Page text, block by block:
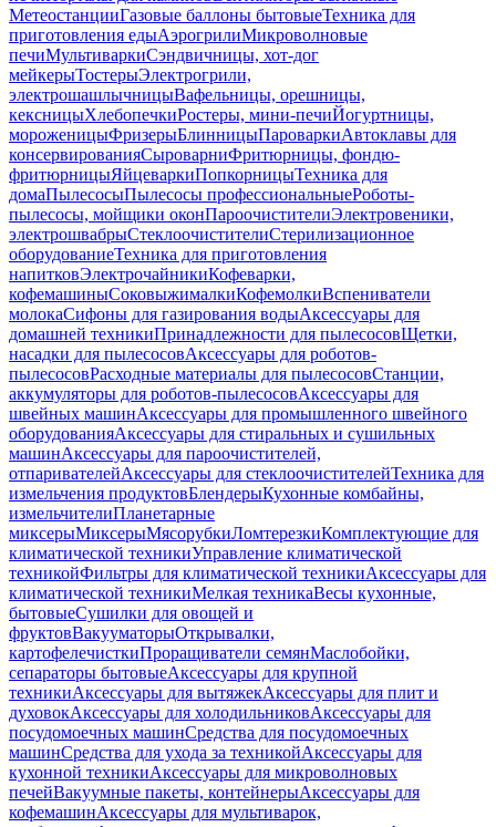
МетеостанцииГазовые баллоны бытовыеТехника для
приготовления едыАэрогрилиМикроволновые
печиМультиваркиСэндвичницы, хот-дог
мейкерыТостерыЭлектрогрили,
электрошашлычницыВафельницы, орешницы,
кексницыХлебопечкиРостеры, мини-печиЙогуртницы,
мороженицыФризерыБлинницыПароваркиАвтоклавы для
консервированияСыроварниФритюрницы, фондю-
фритюрницыЯйцеваркиПопкорницыТехника для
домаПылесосыПылесосы профессиональныеРоботы-
пылесосы, мойщики оконПароочистителиЭлектровеники,
электрошвабрыСтеклоочистителиСтерилизационное
оборудованиеТехника для приготовления
напитковЭлектрочайникиКофеварки,
кофемашиныСоковыжималкиКофемолкиВспениватели
молокаСифоны для газирования водыАксессуары для
домашней техникиПринадлежности для пылесосовЩетки,
насадки для пылесосовАксессуары для роботов-
пылесосовРасходные материалы для пылесосовСтанции,
аккумуляторы для роботов-пылесосовАксессуары для
швейных машинАксессуары для промышленного швейного
оборудованияАксессуары для стиральных и сушильных
машинАксессуары для пароочистителей,
отпаривателейАксессуары для стеклоочистителейТехника для
измельчения продуктовБлендерыКухонные комбайны,
измельчителиПланетарные
миксерыМиксерыМясорубкиЛомтерезкиКомплектующие для
климатической техникиУправление климатической
техникойФильтры для климатической техникиАксессуары для
климатической техникиМелкая техникаВесы кухонные,
бытовыеСушилки для овощей и
фруктовВакууматорыОткрывалки,
картофелечисткиПроращиватели семянМаслобойки,
сепараторы бытовыеАксессуары для крупной
техникиАксессуары для вытяжекАксессуары для плит и
духовокАксессуары для холодильниковАксессуары для
посудомоечных машинСредства для посудомоечных
машинСредства для ухода за техникойАксессуары для
кухонной техникиАксессуары для микроволновых
печейВакуумные пакеты, контейнерыАксессуары для
кофемашинАксессуары для мультиварок,